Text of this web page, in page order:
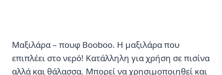
Μαξιλάρα – πουφ Booboo. Η μαξιλάρα που
επιπλέει στο νερό! Κατάλληλη για χρήση σε πισίνα
αλλά και θάλασσα. Μπορεί να χρησιμοποιηθεί και